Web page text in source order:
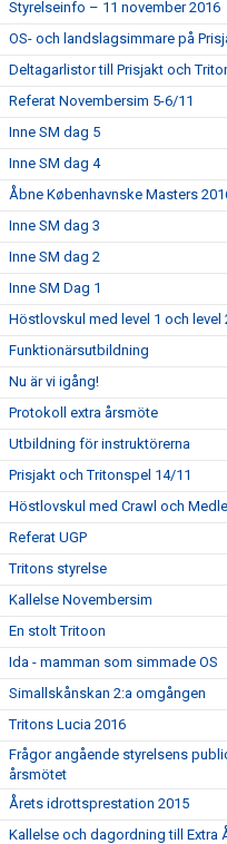
Styrelseinfo – 11 november 2016
OS- och landslagsimmare på
Deltagarlistor till Prisjakt och
Referat Novembersim 5-6/11
Inne SM dag 5
Inne SM dag 4
Åbne Københavnske Masters
Inne SM dag 3
Inne SM dag 2
Inne SM Dag 1
Höstlovskul med level 1 och level
Funktionärsutbildning
Nu är vi igång!
Protokoll extra årsmöte
Utbildning för instruktörerna
Prisjakt och Tritonspel 14/11
Höstlovskul med Crawl och
Referat UGP
Tritons styrelse
Kallelse Novembersim
En stolt Tritoon
Ida - mamman som simmade OS
Simallskånskan 2:a omgången
Tritons Lucia 2016
Frågor angående styrelsens
årsmötet
Årets idrottsprestation 2015
Kallelse och dagordning till Extra